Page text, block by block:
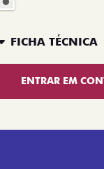
FICHA TÉCNICA
ENTRAR EM